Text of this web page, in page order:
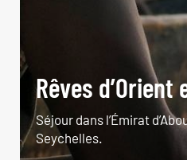
Rêves d’Orient
Séjour dans l’Émirat
Seychelles.